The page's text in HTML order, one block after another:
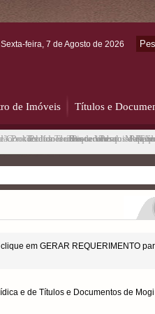
Sexta-feira, 7 de Agosto de 2026
Cookies Termos de uso Mapa
de Imóveis
Pedido de Busca Verbal
Títulos e
Protocolos Requerimentos de
Protocolos
Telefones úteis Pesquisa de
em GERAR REQUERIMENTO
e de Títulos e Documentos de